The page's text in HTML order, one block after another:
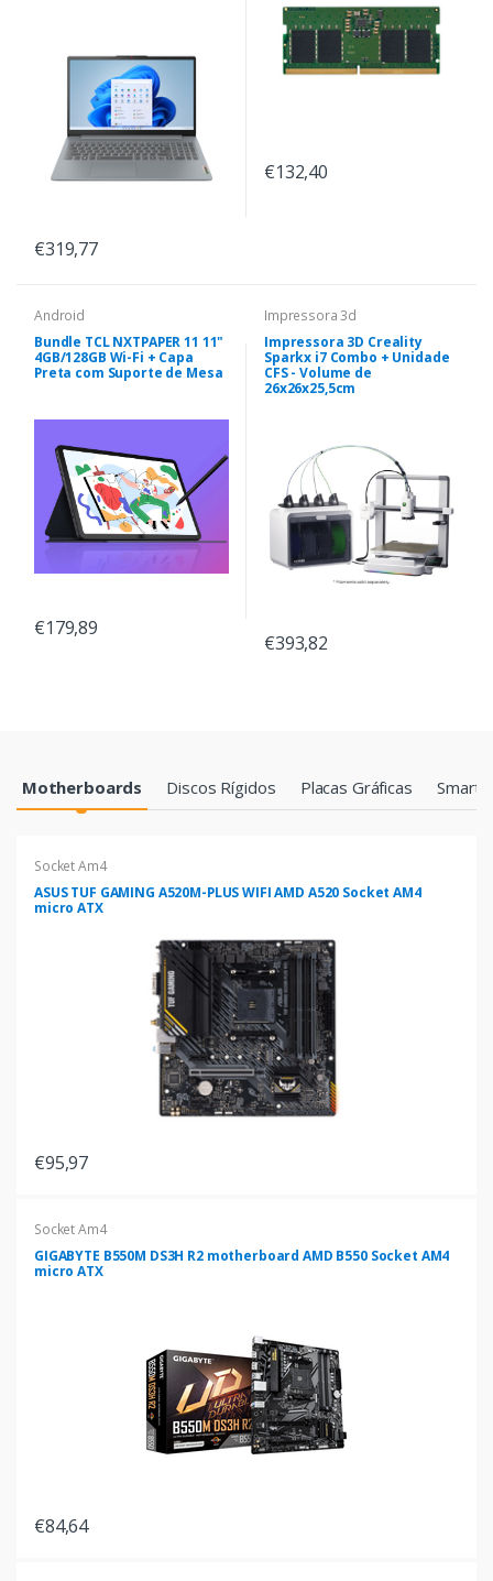
€319,77
€132,40
Android
Bundle TCL NXTPAPER 11 11"
4GB/128GB Wi-Fi + Capa
Preta com Suporte de Mesa
€179,89
Impressora 3d
Impressora 3D Creality
Sparkx i7 Combo + Unidade
CFS - Volume de
26x26x25,5cm
€393,82
Products Grid
Motherboards Discos Rígidos Placas Gráficas
Socket Am4
ASUS TUF GAMING A520M-PLUS WIFI AMD A520 Socket AM4
micro ATX
€95,97
Socket Am4
GIGABYTE B550M DS3H R2 motherboard AMD B550 Socket AM4
micro ATX
€84,64